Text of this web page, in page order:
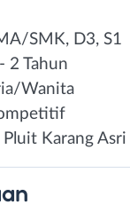
SMK, D3, S1
2 Tahun
Wanita
Pluit Karang